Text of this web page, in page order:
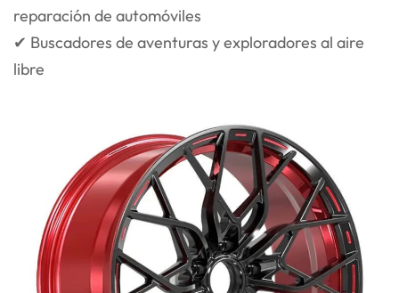
reparación de automóviles
✔ Buscadores de aventuras y exploradores al aire
libre